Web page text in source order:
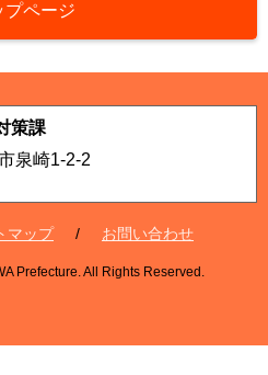
プページ
策課
泉崎1-2-2
マップ お問い合わせ
Prefecture. All Rights Reserved.